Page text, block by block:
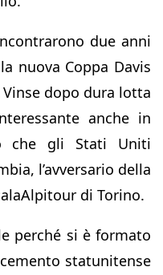
due anni
nuova Coppa Davis
dopo dura lotta
anche in
che gli Stati Uniti
l’avversario della
di Torino.
perché si è formato
statunitense